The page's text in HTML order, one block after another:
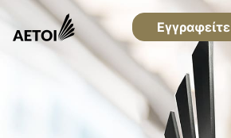
Εγγραφείτε